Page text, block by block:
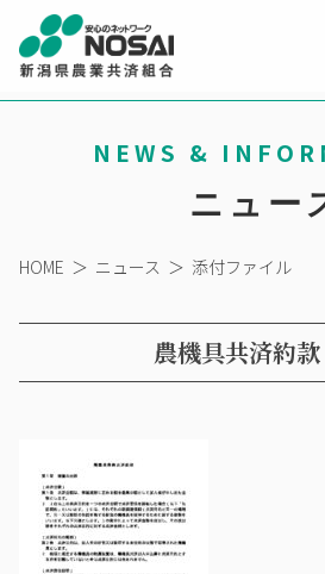
NEWS &
ニュー
HOME ＞ ニュース ＞ 添付ファイル
農機具共済約